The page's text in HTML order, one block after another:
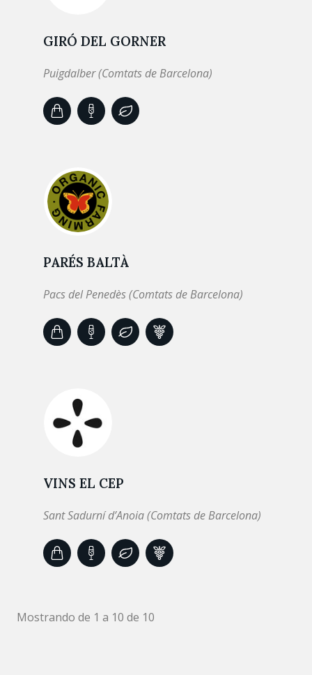
GIRÓ DEL GORNER
Puigdalber (Comtats de Barcelona)
PARÉS BALTÀ
Pacs del Penedès (Comtats de Barcelona)
VINS EL CEP
Sant Sadurní d’Anoia (Comtats de Barcelona)
Mostrando de 1 a 10 de 10